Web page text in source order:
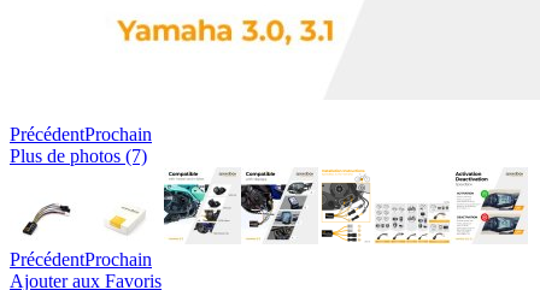
PrécédentProchain
Plus de photos (7)
PrécédentProchain
Ajouter aux Favoris